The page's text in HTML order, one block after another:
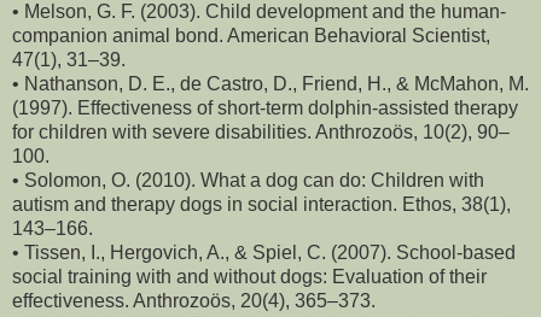
• Melson, G. F. (2003). Child development and the human-
companion animal bond. American Behavioral Scientist,
47(1), 31–39.
• Nathanson, D. E., de Castro, D., Friend, H., & McMahon, M.
(1997). Effectiveness of short-term dolphin-assisted therapy
for children with severe disabilities. Anthrozoös, 10(2), 90–
100.
• Solomon, O. (2010). What a dog can do: Children with
autism and therapy dogs in social interaction. Ethos, 38(1),
143–166.
• Tissen, I., Hergovich, A., & Spiel, C. (2007). School-based
social training with and without dogs: Evaluation of their
effectiveness. Anthrozoös, 20(4), 365–373.